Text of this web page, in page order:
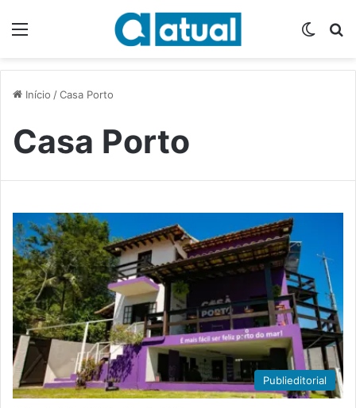
Início /Casa Porto
Casa Porto
Publieditorial